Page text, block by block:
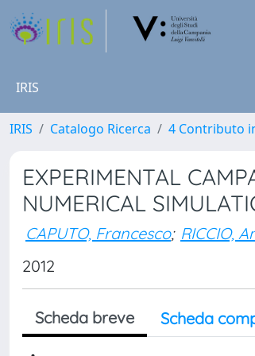
IRIS
IRIS Catalogo Ricerca 4 Contributo
EXPERIMENTAL
NUMERICAL
CAPUTO, Francesco; RICCIO,
2012
Scheda breve Scheda